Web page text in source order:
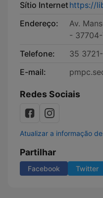
Sítio Internethttps://
Endereço:
Av.
-
Telefone:
35
E-mail:
Redes Sociais
Atualizar a informação
Partilhar
Facebook Twitter